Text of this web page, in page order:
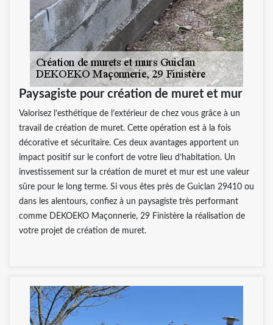
Paysagiste pour création de muret et mur
Valorisez l’esthétique de l’extérieur de chez vous grâce à un
travail de création de muret. Cette opération est à la fois
décorative et sécuritaire. Ces deux avantages apportent un
impact positif sur le confort de votre lieu d’habitation. Un
investissement sur la création de muret et mur est une valeur
sûre pour le long terme. Si vous êtes près de Guiclan 29410 ou
dans les alentours, confiez à un paysagiste très performant
comme DEKOEKO Maçonnerie, 29 Finistère la réalisation de
votre projet de création de muret.